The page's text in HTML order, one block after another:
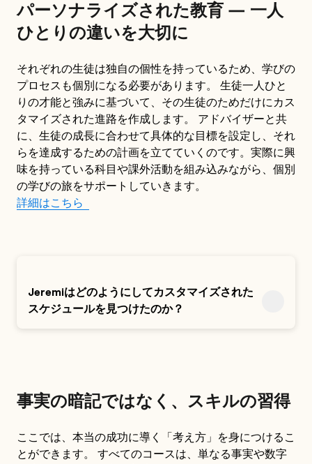
パーソナライズされた教育 — 一人
ひとりの違いを大切に
それぞれの生徒は独自の個性を持っているため、学びの
プロセスも個別になる必要があります。 生徒一人ひと
りの才能と強みに基づいて、その生徒のためだけにカス
タマイズされた進路を作成します。 アドバイザーと共
に、生徒の成長に合わせて具体的な目標を設定し、それ
らを達成するための計画を立てていくのです。実際に興
味を持っている科目や課外活動を組み込みながら、個別
の学びの旅をサポートしていきます。
詳細はこちら
Jeremiはどのようにしてカスタマイズされた
スケジュールを見つけたのか？
事実の暗記ではなく、スキルの習得
ここでは、本当の成功に導く「考え方」を身につけるこ
とができます。 すべてのコースは、単なる事実や数字